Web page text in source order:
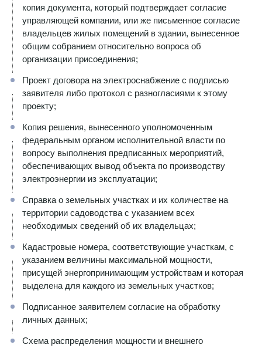
копия документа, который подтверждает согласие
управляющей компании, или же письменное согласие
владельцев жилых помещений в здании, вынесенное
общим собранием относительно вопроса об
организации присоединения;
Проект договора на электроснабжение с подписью
заявителя либо протокол с разногласиями к этому
проекту;
Копия решения, вынесенного уполномоченным
федеральным органом исполнительной власти по
вопросу выполнения предписанных мероприятий,
обеспечивающих вывод объекта по производству
электроэнергии из эксплуатации;
Справка о земельных участках и их количестве на
территории садоводства с указанием всех
необходимых сведений об их владельцах;
Кадастровые номера, соответствующие участкам, с
указанием величины максимальной мощности,
присущей энергопринимающим устройствам и которая
выделена для каждого из земельных участков;
Подписанное заявителем согласие на обработку
личных данных;
Схема распределения мощности и внешнего